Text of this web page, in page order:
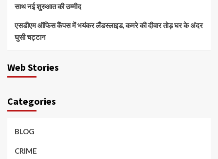
साथ नई शुरुआत की उम्मीद
एसडीएम ऑफिस कैंपस में भयंकर लैंडस्लाइड, कमरे की दीवार तोड़ घर के अंदर
घुसी चट्टान
Web Stories
Categories
BLOG
CRIME